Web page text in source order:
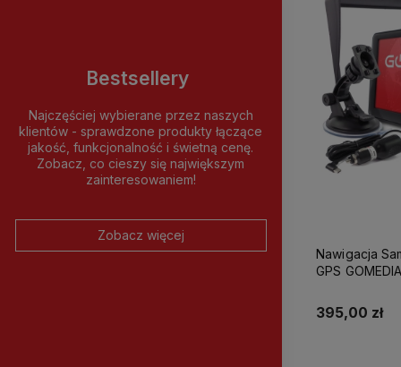
Bestsellery
Najczęściej wybierane przez naszych
klientów - sprawdzone produkty łączące
jakość, funkcjonalność i świetną cenę.
Zobacz, co cieszy się największym
zainteresowaniem!
Zobacz więcej
Nawigacja
GPS
395,00 zł